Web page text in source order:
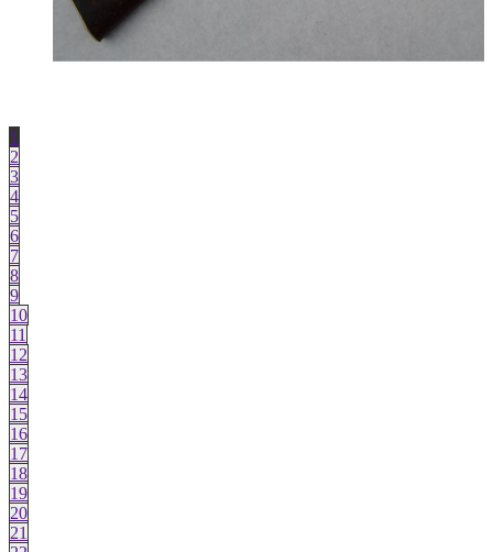
1
2
3
4
5
6
7
8
9
10
11
12
13
14
15
16
17
18
19
20
21